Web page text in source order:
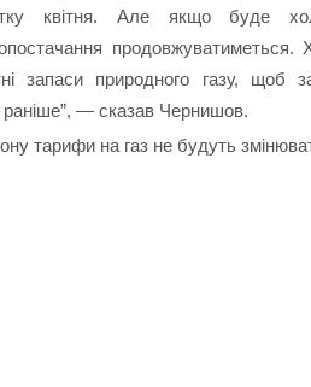
квітня. Але якщо буде
продовжуватиметься.
запаси природного газу, щоб
— сказав Чернишов.
тарифи на газ не будуть